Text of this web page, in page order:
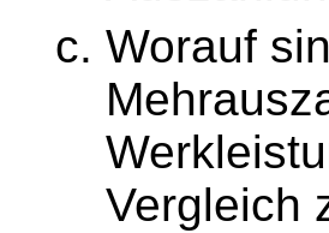
Worauf
Vergleich